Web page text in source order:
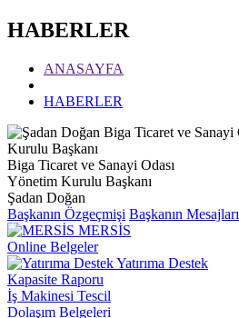
HABERLER
ANASAYFA
HABERLER
Biga Ticaret ve Sanayi Odası
Yönetim Kurulu Başkanı
Şadan Doğan
Başkanın Özgeçmişi Başkanın Mesajları
MERSİS
Online Belgeler
Yatırıma Destek
Kapasite Raporu
İş Makinesi Tescil
Dolaşım Belgeleri